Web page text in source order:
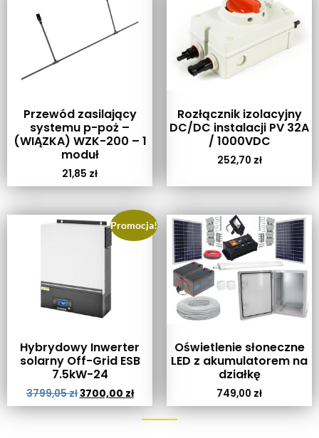
Przewód zasilający
systemu p-poż –
(WIĄZKA) WZK-200 – 1
moduł
21,85 zł
Rozłącznik izolacyjny
DC/DC instalacji PV 32A
/ 1000VDC
252,70 zł
Promocja!
Hybrydowy Inwerter
solarny Off-Grid ESB
7.5kW-24
3799,05zł3700,00 zł
Oświetlenie słoneczne
LED z akumulatorem na
działkę
749,00 zł